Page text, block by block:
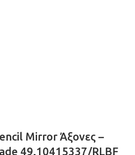
Mirror Άξονες –
49.10415337/RLBF